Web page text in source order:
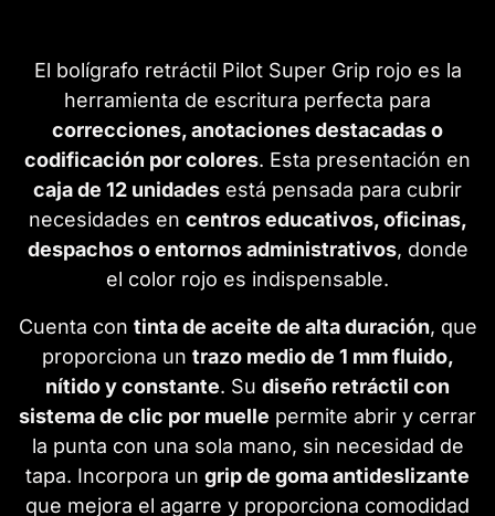
El bolígrafo retráctil Pilot Super Grip rojo es la
herramienta de escritura perfecta para
correcciones, anotaciones destacadas o
codificación por colores. Esta presentación en
caja de 12 unidades está pensada para cubrir
necesidades en centros educativos, oficinas,
despachos o entornos administrativos, donde
el color rojo es indispensable.
Cuenta con tinta de aceite de alta duración, que
proporciona un trazo medio de 1 mm fluido,
nítido y constante. Su diseño retráctil con
sistema de clic por muelle permite abrir y cerrar
la punta con una sola mano, sin necesidad de
tapa. Incorpora un grip de goma antideslizante
que mejora el agarre y proporciona comodidad